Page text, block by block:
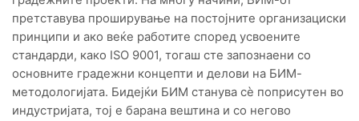
претставува проширување на постојните организациски
принципи и ако веќе работите според усвоените
стандарди, како ISO 9001, тогаш сте запознаени со
основните градежни концепти и делови на БИМ-
методологијата. Бидејќи БИМ станува сè поприсутен во
индустријата, тој е барана вештина и со негово